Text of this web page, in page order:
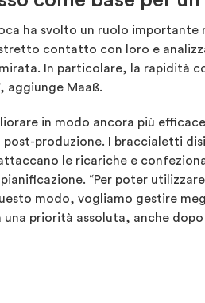
ha svolto un ruolo
contatto con loro e
In particolare, la
aggiunge Maaß.
in modo ancora più
produzione. I braccialetti
le ricariche e
“Per poter
modo, vogliamo gestire
una priorità assoluta, anche